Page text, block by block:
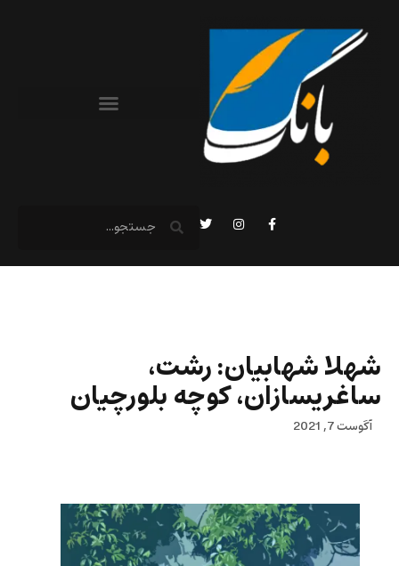
شهلا شهابیان: رشت،
ساغریسازان، کوچه بلورچیان
آگوست 7, 2021